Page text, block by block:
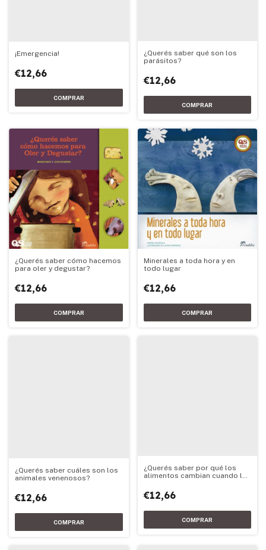
¡Emergencia!
€12,66
¿Querés saber qué son los
parásitos?
€12,66
¿Querés saber cómo hacemos
para oler y degustar?
€12,66
Minerales a toda hora y en
todo lugar
€12,66
¿Querés saber cuáles son los
animales venenosos?
€12,66
¿Querés saber por qué los
alimentos cambian cuando los
€12,66